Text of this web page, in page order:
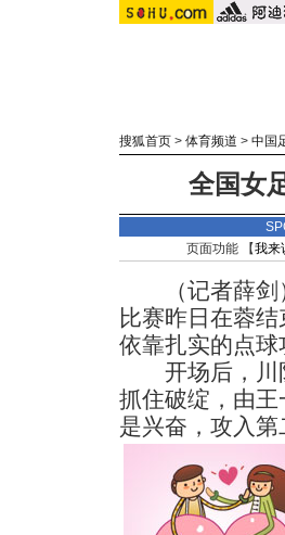
搜狐首页 > 体育频道 > 中国
全国女
页面功能 【我来
（记者薛剑）
比赛昨日在蓉
依靠扎实的点球
开场后，川队
抓住破绽，由
是兴奋，攻入